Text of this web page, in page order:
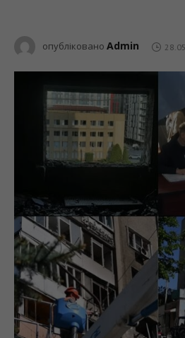
опубліковано Admin